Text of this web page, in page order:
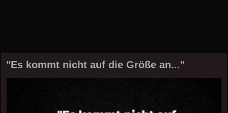
"Es kommt nicht auf die Größe an..."